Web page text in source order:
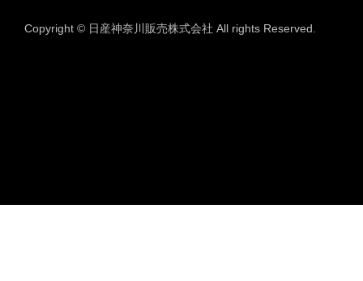
Copyright © 日産神奈川販売株式会社 All rights Reserved.